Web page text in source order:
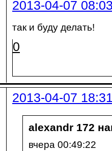
2013-04-07
так и буду делать!
0
2013-04-07
alexandr 172
вчера 00:49:22